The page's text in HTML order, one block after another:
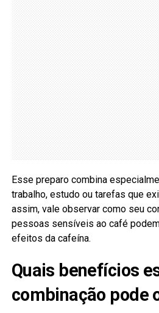
Esse preparo combina
trabalho, estudo ou tarefas que
assim, vale observar como seu
pessoas sensíveis ao café
efeitos da cafeína.
Quais benefícios
combinação pode